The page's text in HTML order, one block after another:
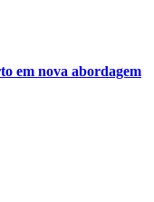
em nova abordagem